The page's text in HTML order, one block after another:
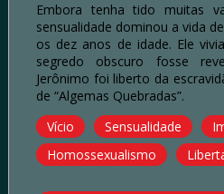
Embora tenha tido muitas
sensualidade dominou a vida
os dez anos de idade. Ele
segredo obscuro fosse
Jerônimo foi liberto da
de “Algemas Quebradas”.
Vício
Sensualidade
Homossexualismo